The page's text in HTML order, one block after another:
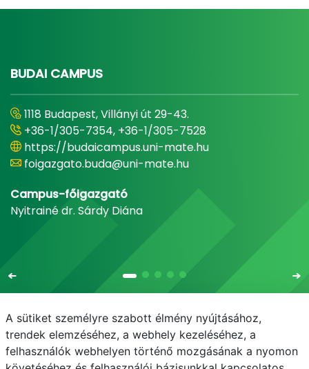
BUDAI CAMPUS
1118 Budapest, Villányi út 29-43.
+36-1/305-7354, +36-1/305-7528
https://budaicampus.uni-mate.hu
foigazgato.buda@uni-mate.hu
Campus-főigazgató
Nyitrainé dr. Sárdy Diána
E-mail Telefonkönyv NEPTUN E-learning
A sütiket személyre szabott élmény nyújtásához,
trendek elemzéséhez, a webhely kezeléséhez, a
felhasználók webhelyen történő mozgásának a nyomon